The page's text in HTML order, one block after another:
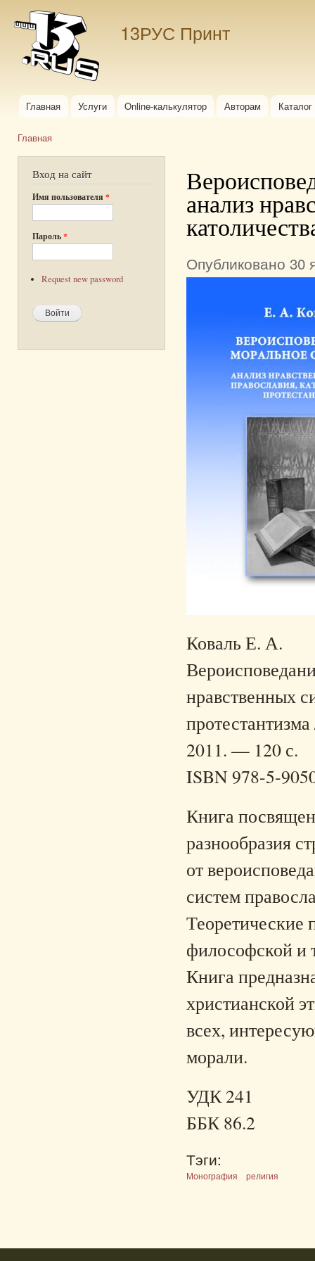
13РУС Принт
Главное меню
Главная Услуги Online-калькулятор Авторам
Главная
Вход на сайт
Имя пользователя *
Пароль*
Request new password
анализ
Опубликовано 30
Коваль Е. А.
нравственных
2011. — 120 с.
ISBN 978-5-
Книга
разнообразия
от
систем
Теоретические
философской и
Книга
христианской
всех,
морали.
УДК 241
ББК 86.2
Тэги:
Монография религия